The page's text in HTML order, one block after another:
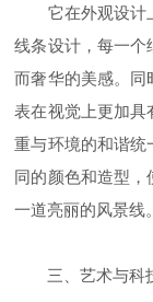
它在外观设计上
线条设计，每一个
而奢华的美感。同
表在视觉上更加具
重与环境的和谐统
同的颜色和造型，
一道亮丽的风景线。
三、艺术与科